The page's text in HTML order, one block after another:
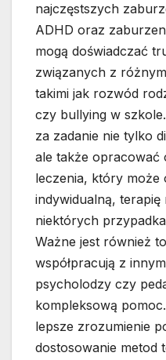
najczęstszych
ADHD oraz
mogą doświadczać
związanych z
takimi jak rozwód
czy bullying w
za zadanie nie tylko
ale także opracować
leczenia, który może
indywidualną,
niektórych
Ważne jest również
współpracują z
psycholodzy czy
kompleksową
lepsze zrozumienie
dostosowanie metod